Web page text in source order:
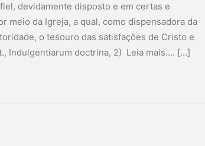
devidamente disposto e em certas e
meio da Igreja, a qual, como dispensadora da
o tesouro das satisfações de Cristo e
Indulgentiarum doctrina, 2) Leia mais…. […]